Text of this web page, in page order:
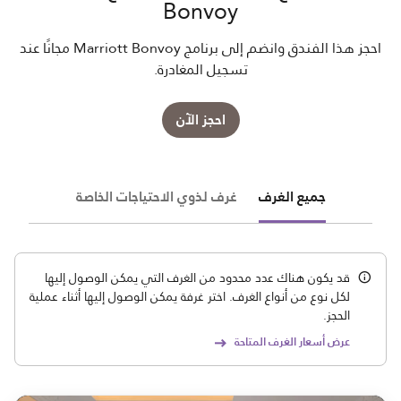
Bonvoy
احجز هذا الفندق وانضم إلى برنامج Marriott Bonvoy مجانًا عند
تسجيل المغادرة.
احجز الآن
جميع الغرف غرف لذوي الاحتياجات الخاصة
قد يكون هناك عدد محدود من الغرف التي يمكن الوصول إليها
لكل نوع من أنواع الغرف. اختر غرفة يمكن الوصول إليها أثناء عملية
الحجز.
عرض أسعار الغرف المتاحة